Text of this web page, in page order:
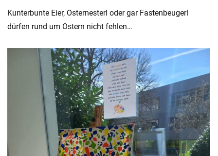
Kunterbunte Eier, Osternesterl oder gar Fastenbeugerl
dürfen rund um Ostern nicht fehlen…